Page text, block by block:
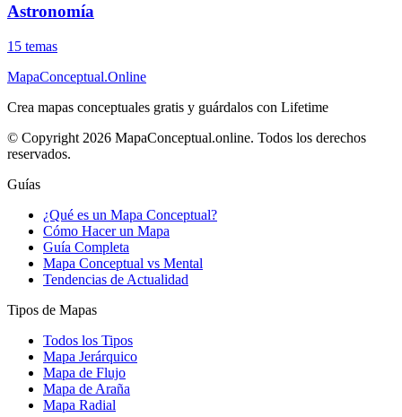
Astronomía
15 temas
MapaConceptual.Online
Crea mapas conceptuales gratis y guárdalos con Lifetime
© Copyright 2026 MapaConceptual.online. Todos los derechos
reservados.
Guías
¿Qué es un Mapa Conceptual?
Cómo Hacer un Mapa
Guía Completa
Mapa Conceptual vs Mental
Tendencias de Actualidad
Tipos de Mapas
Todos los Tipos
Mapa Jerárquico
Mapa de Flujo
Mapa de Araña
Mapa Radial